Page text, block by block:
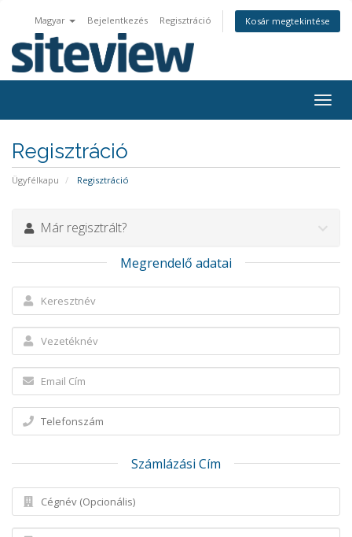
Magyar Bejelentkezés Regisztráció Kosár megtekintése
Regisztráció
Ügyfélkapu Regisztráció
Már regisztrált?
Megrendelő adatai
Számlázási Cím